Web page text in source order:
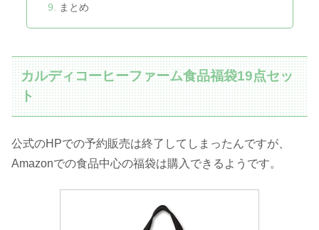
まとめ
カルディコーヒーファーム食品福袋19点セッ
ト
公式のHPでの予約販売は終了してしまったんですが、
Amazonでの食品中心の福袋は購入できるようです。